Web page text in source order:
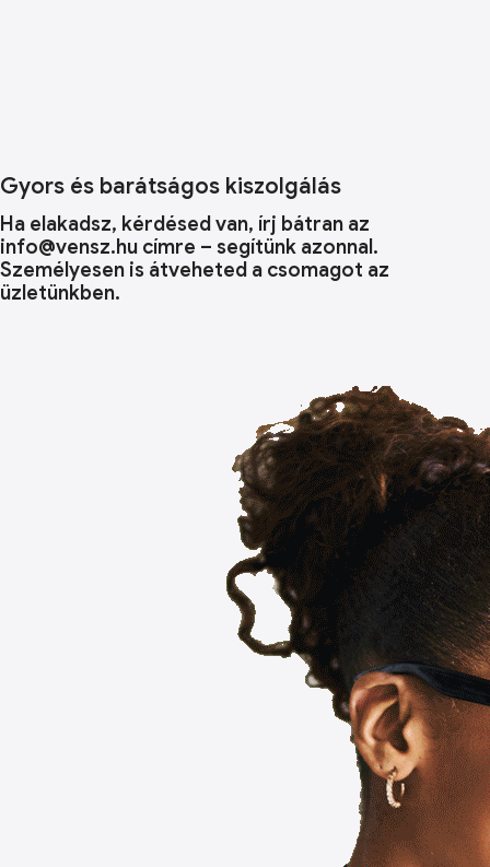
Gyors és barátságos kiszolgálás
Ha elakadsz, kérdésed van, írj bátran az
info@vensz.hu címre – segítünk azonnal.
Személyesen is átveheted a csomagot az
üzletünkben.